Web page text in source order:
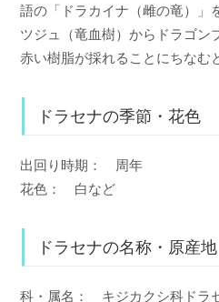
語の「ドラカイナ（雌の竜）」
ツジュ（竜血樹）からドラゴン
赤い樹脂が採れることにちなむ
ドラセナの季節・花色
出回り時期： 周年
花色： 白など
ドラセナの名称・原産地
科・属名： キジカクシ科ドラ